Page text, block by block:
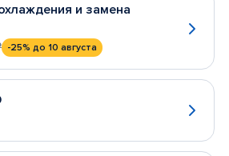
и замена
-25% до 10 августа